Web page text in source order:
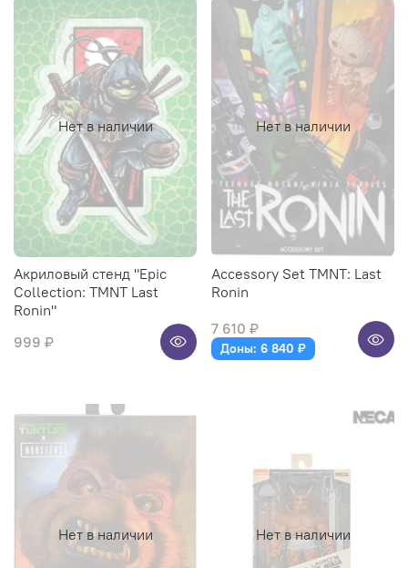
Нет в наличии
Акриловый стенд "Epic
Collection: TMNT Last
Ronin"
999 ₽
Нет в наличии
Accessory Set TMNT: Last
Ronin
7 610 ₽
Доны: 6 840 ₽
Нет в наличии Нет в наличии